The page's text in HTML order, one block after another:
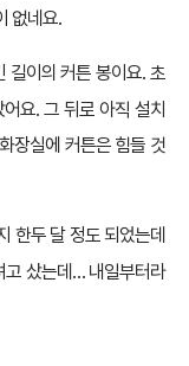
없네요.
길이의 커튼 봉이요. 초
요. 그 뒤로 아직 설치
장실에 커튼은 힘들 것
한두 달 정도 되었는데
고 샀는데… 내일부터라